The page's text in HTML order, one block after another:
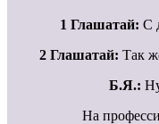
1 Глашатай: С
2 Глашатай: Так
Б.Я.:
На